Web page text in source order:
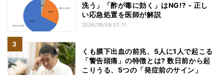
洗う」「酢が毒に効く」はNG!? - 正し
い応急処置を医師が解説
2026/08/08 07:11
くも膜下出血の前兆、5人に1人で起こる
「警告頭痛」の特徴とは? 数日前から起
こりうる、5つの「発症前のサイン」